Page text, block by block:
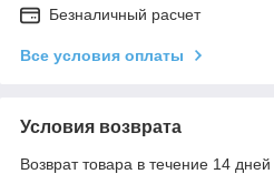
Безналичный расчет
Все условия оплаты
Условия возврата
Возврат товара в течение 14